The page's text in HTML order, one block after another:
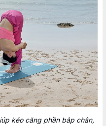
kéo căng phần bắp chân,